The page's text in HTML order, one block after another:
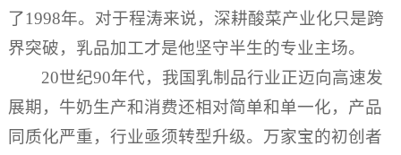
了1998年。对于程涛来说，深耕酸菜产业化只是跨
界突破，乳品加工才是他坚守半生的专业主场。
20世纪90年代，我国乳制品行业正迈向高速发
展期，牛奶生产和消费还相对简单和单一化，产品
同质化严重，行业亟须转型升级。万家宝的初创者